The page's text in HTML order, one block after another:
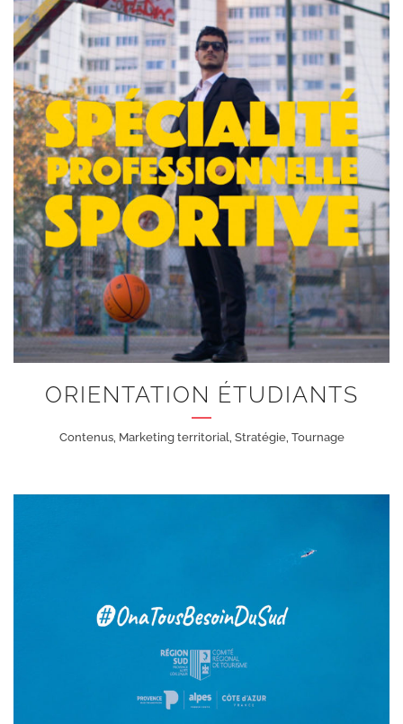
+
ORIENTATION ÉTUDIANTS
Contenus, Marketing territorial, Stratégie, Tournage
+